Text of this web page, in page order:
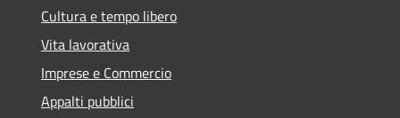
Cultura e tempo libero
Vita lavorativa
Imprese e Commercio
Appalti pubblici